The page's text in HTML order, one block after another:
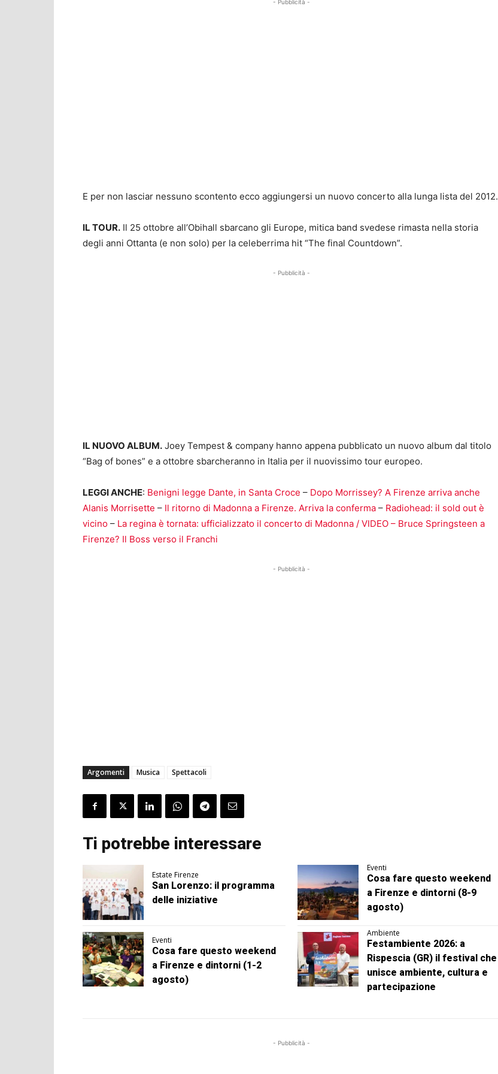
- Pubblicità -
E per non lasciar nessuno scontento ecco aggiungersi un nuovo concerto alla lunga lista del 2012.
IL TOUR. Il 25 ottobre all’Obihall sbarcano gli Europe, mitica band svedese rimasta nella storia
degli anni Ottanta (e non solo) per la celeberrima hit “The final Countdown”.
- Pubblicità -
IL NUOVO ALBUM. Joey Tempest & company hanno appena pubblicato un nuovo album dal titolo
“Bag of bones” e a ottobre sbarcheranno in Italia per il nuovissimo tour europeo.
LEGGI ANCHE: Benigni legge Dante, in Santa Croce – Dopo Morrissey? A Firenze arriva anche
Alanis Morrisette – Il ritorno di Madonna a Firenze. Arriva la conferma – Radiohead: il sold out è
vicino – La regina è tornata: ufficializzato il concerto di Madonna / VIDEO – Bruce Springsteen a
Firenze? Il Boss verso il Franchi
- Pubblicità -
Argomenti Musica Spettacoli
Ti potrebbe interessare
Estate Firenze
San Lorenzo: il programma
delle iniziative
Eventi
Cosa fare questo weekend
a Firenze e dintorni (8-9
agosto)
Eventi
Cosa fare questo weekend
a Firenze e dintorni (1-2
agosto)
Ambiente
Festambiente 2026: a
Rispescia (GR) il festival che
unisce ambiente, cultura e
partecipazione
- Pubblicità -